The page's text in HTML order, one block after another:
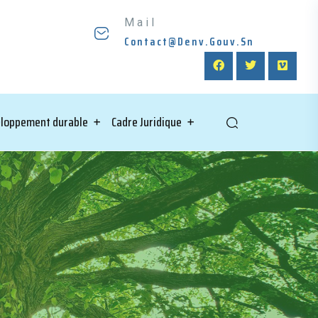
Mail
Contact@denv.gouv.sn
durable Cadre Juridique